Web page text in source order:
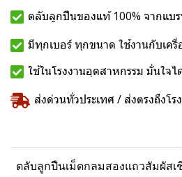
ตลับลูกปืนของแท้ 100% จากแบ
มีทุกเบอร์ ทุกขนาด ใช้งานกับเครื่
ใช้ในโรงงานอุตสาหกรรม มั่นใจ
ส่งด่วนทั่วประเทศ / ส่งตรงถึงโร
ตลับลูกปืนเม็ดกลมสองแถวสัมผัสเ